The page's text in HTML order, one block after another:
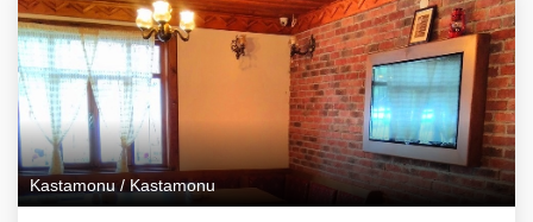
Kastamonu / Kastamonu